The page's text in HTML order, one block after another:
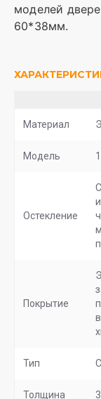
моделей
60*38мм.
Материал
Модель
Остекление
Покрытие
Тип
Толщина